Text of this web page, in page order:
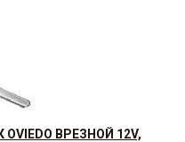
ВРЕЗНОЙ 12V,